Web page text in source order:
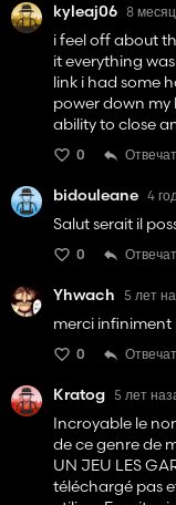
kyleaj06 8
i feel off about
it everything
link i had some
power down
ability to close
0
bidouleane 4
Salut serait il
0
Yhwach 5 лет
merci infiniment
0
Kratog 5 лет
Incroyable le
de ce genre de
UN JEU LES
téléchargé pas